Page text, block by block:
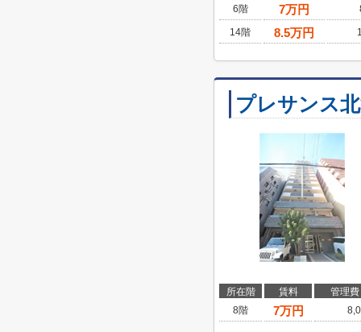
6階 7万円
14階 8.5万円
プレサンス
所在階 賃料
管理
8階
7万円